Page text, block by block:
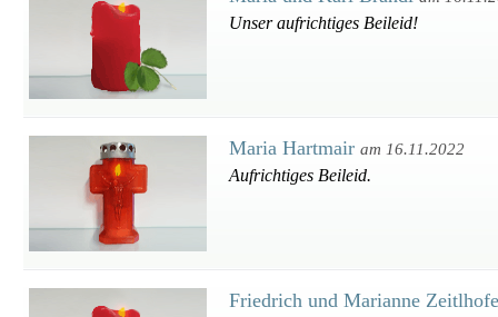
Unser aufrichtiges Beileid!
Maria Hartmair am 16.11.2022
Aufrichtiges Beileid.
Friedrich und Marianne